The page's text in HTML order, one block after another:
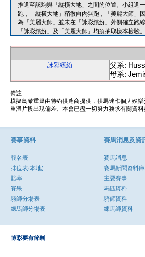
推進至該駒與「縱橫大地」之間的位置。小組進
跑，「縱橫大地」稍微向內斜跑，「美麗大師」
為「美麗大師」並未在「詠彩繽紛」外側確立跑
「詠彩繽紛」及「美麗大師」均須抽取樣本檢驗。
詠彩繽紛
父系:
母系:
備註
模擬鳥瞰重溫由特約供應商提供，供馬迷作個人娛
重溫片段出現偏差。本會已盡一切努力務求有關資
賽事資料
報名表
排位表(本地)
賠率
賽果
騎師分場表
練馬師分場表
賽馬消息及資
賽馬消息
賽馬新聞資料庫
主要賽事
馬匹資料
騎師資料
練馬師資料
博彩要有節制